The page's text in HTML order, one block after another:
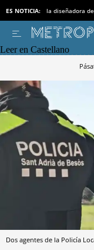
ES NOTICIA: la diseñadora
Leer en Castellano
Dos agentes de la Policía